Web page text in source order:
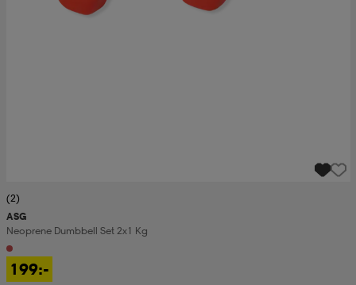
(2)
ASG
Neoprene Dumbbell Set 2x1 Kg
199:-